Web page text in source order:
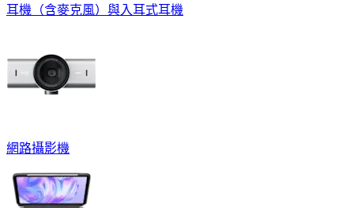
耳機（含麥克風）與入耳式耳機
網路攝影機